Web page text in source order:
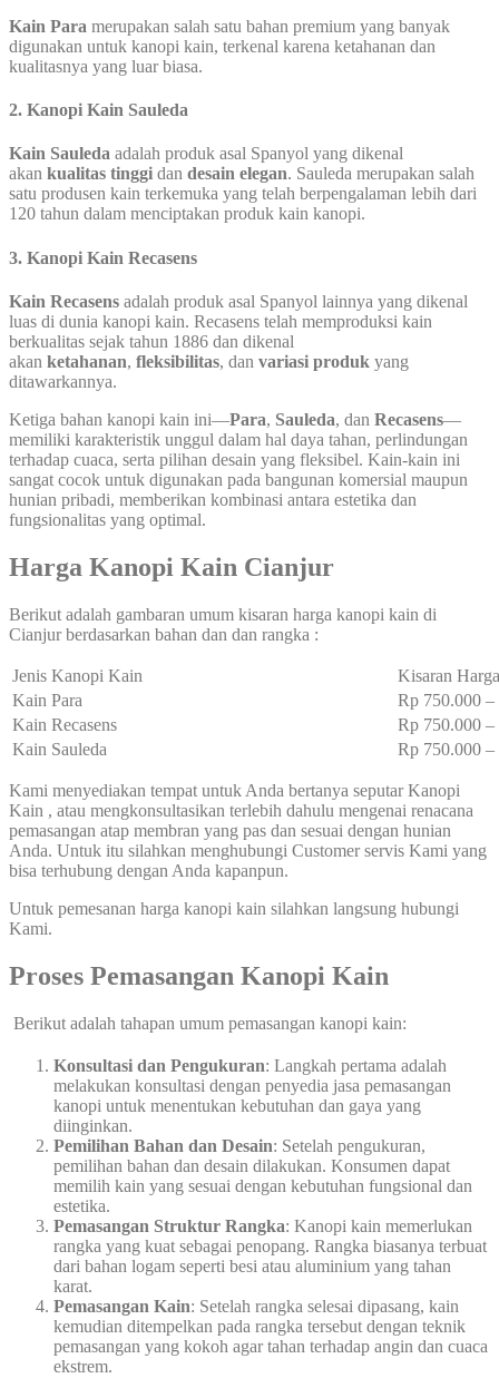
Kain Para merupakan salah satu bahan premium yang banyak
digunakan untuk kanopi kain, terkenal karena ketahanan dan
kualitasnya yang luar biasa.
2. Kanopi Kain Sauleda
Kain Sauleda adalah produk asal Spanyol yang dikenal
akan kualitas tinggi dan desain elegan. Sauleda merupakan salah
satu produsen kain terkemuka yang telah berpengalaman lebih dari
120 tahun dalam menciptakan produk kain kanopi.
3. Kanopi Kain Recasens
Kain Recasens adalah produk asal Spanyol lainnya yang dikenal
luas di dunia kanopi kain. Recasens telah memproduksi kain
berkualitas sejak tahun 1886 dan dikenal
akan ketahanan, fleksibilitas, dan variasi produk yang
ditawarkannya.
Ketiga bahan kanopi kain ini—Para, Sauleda, dan Recasens—
memiliki karakteristik unggul dalam hal daya tahan, perlindungan
terhadap cuaca, serta pilihan desain yang fleksibel. Kain-kain ini
sangat cocok untuk digunakan pada bangunan komersial maupun
hunian pribadi, memberikan kombinasi antara estetika dan
fungsionalitas yang optimal.
Harga Kanopi Kain Cianjur
Berikut adalah gambaran umum kisaran harga kanopi kain di
Cianjur berdasarkan bahan dan dan rangka :
Jenis Kanopi Kain
Kisaran
Kain Para
Rp 750.000
Kain Recasens
Rp 750.000
Kain Sauleda
Rp 750.000
Kami menyediakan tempat untuk Anda bertanya seputar Kanopi
Kain , atau mengkonsultasikan terlebih dahulu mengenai renacana
pemasangan atap membran yang pas dan sesuai dengan hunian
Anda. Untuk itu silahkan menghubungi Customer servis Kami yang
bisa terhubung dengan Anda kapanpun.
Untuk pemesanan harga kanopi kain silahkan langsung hubungi
Kami.
Proses Pemasangan Kanopi Kain
Berikut adalah tahapan umum pemasangan kanopi kain:
Konsultasi dan Pengukuran: Langkah pertama adalah
melakukan konsultasi dengan penyedia jasa pemasangan
kanopi untuk menentukan kebutuhan dan gaya yang
diinginkan.
Pemilihan Bahan dan Desain: Setelah pengukuran,
pemilihan bahan dan desain dilakukan. Konsumen dapat
memilih kain yang sesuai dengan kebutuhan fungsional dan
estetika.
Pemasangan Struktur Rangka: Kanopi kain memerlukan
rangka yang kuat sebagai penopang. Rangka biasanya terbuat
dari bahan logam seperti besi atau aluminium yang tahan
karat.
Pemasangan Kain: Setelah rangka selesai dipasang, kain
kemudian ditempelkan pada rangka tersebut dengan teknik
pemasangan yang kokoh agar tahan terhadap angin dan cuaca
ekstrem.